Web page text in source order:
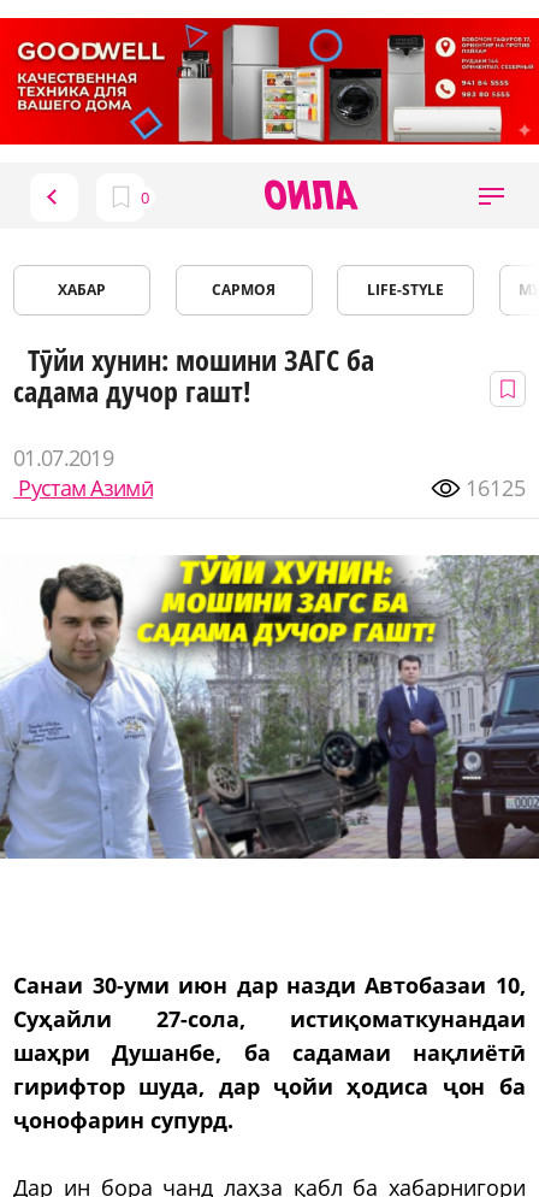
ХАБАР САРМОЯ LIFE-STYLE
Тӯйи хунин: мошини ЗАГС ба
садама дучор гашт!
01.07.2019
Рустам Азимӣ
16125
Санаи 30-уми июн дар назди Автобазаи 10,
Суҳайли 27-сола, истиқоматкунандаи
шаҳри Душанбе, ба садамаи нақлиётӣ
гирифтор шуда, дар ҷойи ҳодиса ҷон ба
ҷонофарин супурд.
Дар ин бора чанд лаҳза қабл ба хабарнигори